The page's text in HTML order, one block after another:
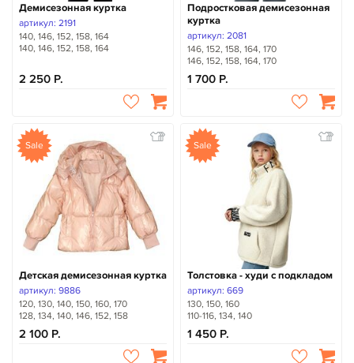
Демисезонная куртка
артикул: 2191
140, 146, 152, 158, 164
140, 146, 152, 158, 164
2 250
Подростковая демисезонная
куртка
артикул: 2081
146, 152, 158, 164, 170
146, 152, 158, 164, 170
1 700
Sale
Детская демисезонная куртка
артикул: 9886
120, 130, 140, 150, 160, 170
128, 134, 140, 146, 152, 158
2 100
Sale
Толстовка - худи с подкладом
артикул: 669
130, 150, 160
110-116, 134, 140
1 450